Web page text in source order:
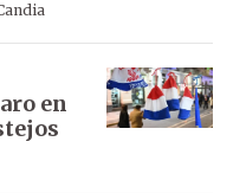
en